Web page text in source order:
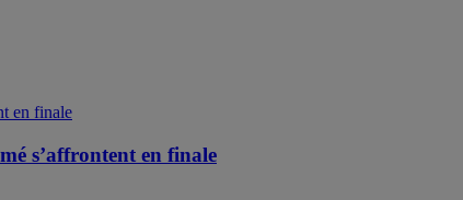
s’affrontent en finale